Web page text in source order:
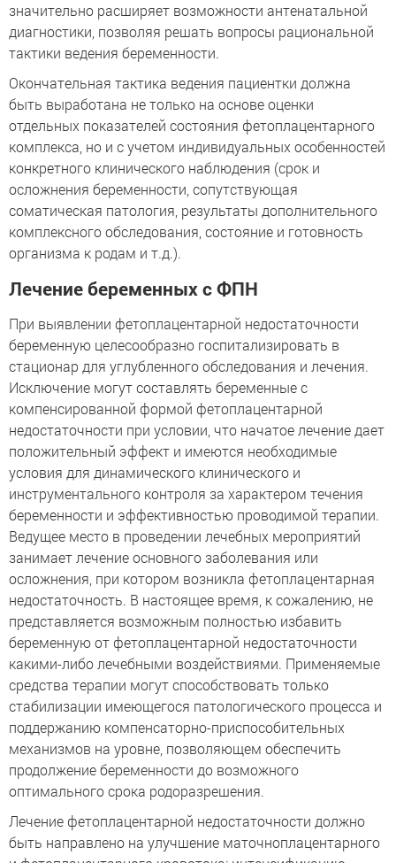
значительно расширяет возможности антенатальной
диагностики, позволяя решать вопросы рациональной
тактики ведения беременности.
Окончательная тактика ведения пациентки должна
быть выработана не только на основе оценки
отдельных показателей состояния фетоплацентарного
комплекса, но и с учетом индивидуальных особенностей
конкретного клинического наблюдения (срок и
осложнения беременности, сопутствующая
соматическая патология, результаты дополнительного
комплексного обследования, состояние и готовность
организма к родам и т.д.).
Лечение беременных с ФПН
При выявлении фетоплацентарной недостаточности
беременную целесообразно госпитализировать в
стационар для углубленного обследования и лечения.
Исключение могут составлять беременные с
компенсированной формой фетоплацентарной
недостаточности при условии, что начатое лечение дает
положительный эффект и имеются необходимые
условия для динамического клинического и
инструментального контроля за характером течения
беременности и эффективностью проводимой терапии.
Ведущее место в проведении лечебных мероприятий
занимает лечение основного заболевания или
осложнения, при котором возникла фетоплацентарная
недостаточность. В настоящее время, к сожалению, не
представляется возможным полностью избавить
беременную от фетоплацентарной недостаточности
какими-либо лечебными воздействиями. Применяемые
средства терапии могут способствовать только
стабилизации имеющегося патологического процесса и
поддержанию компенсаторно-приспособительных
механизмов на уровне, позволяющем обеспечить
продолжение беременности до возможного
оптимального срока родоразрешения.
Лечение фетоплацентарной недостаточности должно
быть направлено на улучшение маточноплацентарного